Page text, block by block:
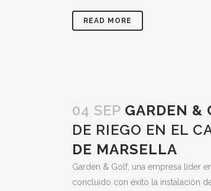
READ MORE
04 SEP GARDEN &
DE RIEGO EN EL
DE MARSELLA
Garden & Golf, una empresa líder
concluido con éxito la instalación